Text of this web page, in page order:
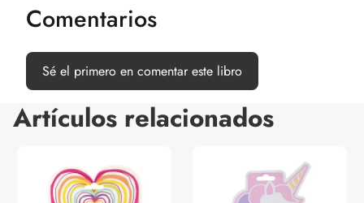
Comentarios
Sé el primero en comentar este libro
Artículos relacionados